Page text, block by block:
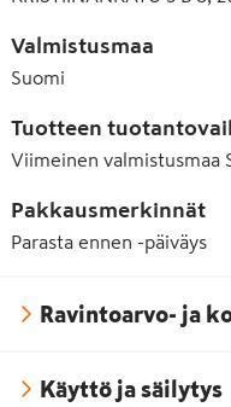
Valmistusmaa
Suomi
Tuotteen
Viimeinen valmistusmaa
Pakkausmerkinnät
Parasta ennen -päiväys
Ravintoarvo- ja
Käyttö ja säilytys